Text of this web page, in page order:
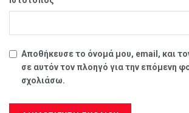
Αποθήκευσε το όνομά μου, email, και
σε αυτόν τον πλοηγό για την επόμενη
σχολιάσω.